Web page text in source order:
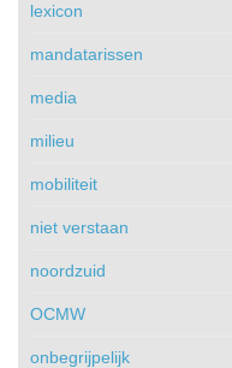
lexicon
mandatarissen
media
milieu
mobiliteit
niet verstaan
noordzuid
OCMW
onbegrijpelijk